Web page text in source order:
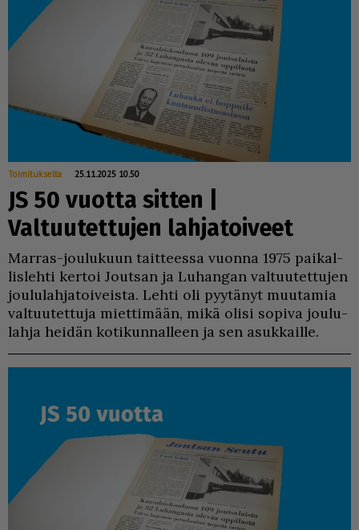
Toimitukselta 25.11.2025 10.50
JS 50 vuotta sitten |
Valtuutettujen lahjatoiveet
Mar­ras-jou­lu­kuun tait­tees­sa vuon­na 1975 pai­kal­
lis­leh­ti ker­toi Jout­san ja Lu­han­gan val­tuu­tet­tu­jen
jou­lu­lah­ja­toi­veis­ta. Leh­ti oli pyy­tä­nyt muu­ta­mia
val­tuu­tet­tu­ja miet­ti­mään, mikä oli­si so­pi­va jou­lu­
lah­ja hei­dän ko­ti­kun­nal­leen ja sen asuk­kail­le.